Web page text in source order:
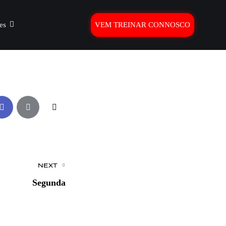
VEM TREINAR CONNOSCO
NEXT
Segunda